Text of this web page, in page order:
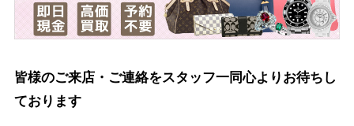
皆様のご来店・ご連絡をスタッフ一同心よりお待ちし
ております